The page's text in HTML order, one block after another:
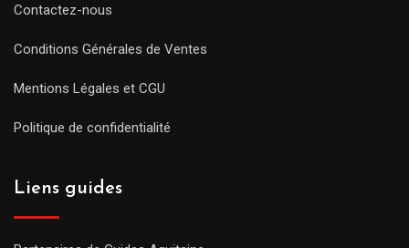
Contactez-nous
Conditions Générales de Ventes
Mentions Légales et CGU
Politique de confidentialité
Liens guides